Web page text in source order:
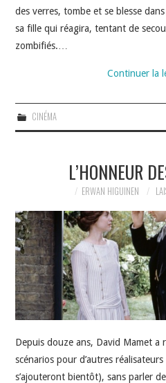
des verres, tombe et se blesse
sa fille qui réagira, tentant de
zombifiés.…
Continuer la
CINÉMA
L’HONNEUR
ERWAN HIGUINEN
Depuis douze ans, David Mamet a
scénarios pour d’autres
s’ajouteront bientôt), sans parler